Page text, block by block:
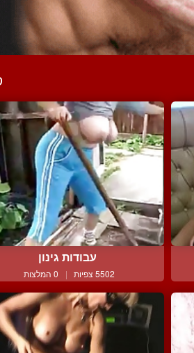
עבודות גינון
5502 צפיות | 0 המלצות